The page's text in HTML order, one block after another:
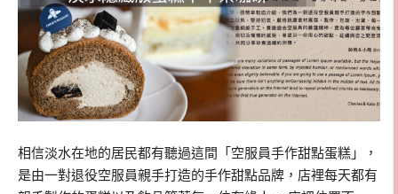
相信淡水在地的居民都有聽過這間「空服員手作甜點蛋糕」，
是由一對退役空服員親手打造的手作甜點品牌，店裡每天都有